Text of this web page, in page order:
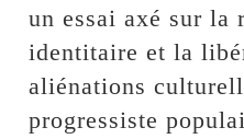
un essai axé sur la
identitaire et la
aliénations
progressiste